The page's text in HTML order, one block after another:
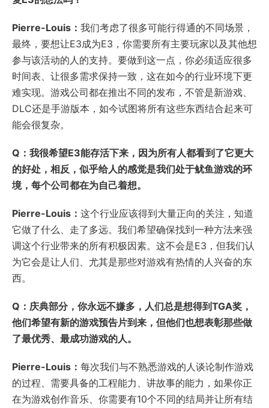
Pierre-Louis： 我们考虑了很多可能行得通的不同场景，
最终，要想让E3成为E3，你需要所有主要玩家以及其他想
参与该活动的人的支持。要做到这一点，你必须适应很多
时间表、让很多需求保持一致，这在如今的行业环境下更
难实现。游戏公司都在推出不同的发布，不管是新游戏、
DLC还是手游版本，如今试图将所有这些东西结合起来可
能会很复杂。
Q：我很希望E3能存活下来，因为所有人都看到了它更大
的好处，相反，似乎给人的感觉是我们处于鱿鱼游戏的环
境，每个公司都在为自己着想。
Pierre-Louis： 这个行业应该得到大量正向的关注，知道
它做了什么、走了多远。我们希望确保找到一种方法来强
调这个行业带来的所有积极因素。这不会是E3，但我们认
为它会是让人们、尤其是那些对游戏有热情的人兴奋的东
西。
Q：庆典部分，你永远不嫌多，人们总是想得到TGA奖，
他们希望有新的游戏预告片到来，但他们也想表彰那些做
了最优秀、最成功游戏的人。
Pierre-Louis： 每次我们与不熟悉游戏的人谈论制作游戏
的过程、需要具备的工程能力、讲故事的能力，如果你正
在为游戏创作音乐、你需要有10个不同的结局并让所有结